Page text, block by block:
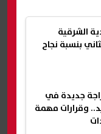
الشرقية
بنسبة نجاح
جديدة في
وقرارات مهمة